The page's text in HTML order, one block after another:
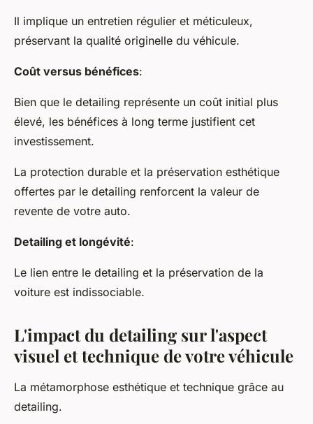
Il implique un entretien régulier et méticuleux,
préservant la qualité originelle du véhicule.
Coût versus bénéfices:
Bien que le detailing représente un coût initial plus
élevé, les bénéfices à long terme justifient cet
investissement.
La protection durable et la préservation esthétique
offertes par le detailing renforcent la valeur de
revente de votre auto.
Detailing et longévité:
Le lien entre le detailing et la préservation de la
voiture est indissociable.
L'impact du detailing sur l'aspect
visuel et technique de votre véhicule
La métamorphose esthétique et technique grâce au
detailing.